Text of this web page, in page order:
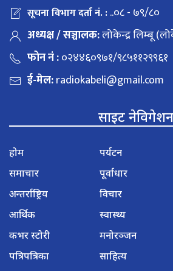
सूचना विभाग दर्ता नं. :..०८ - ७९/८०
अध्यक्ष / सञ्चालक:लोकेन्द्र लिम्बू
फोन नं :०२४४६०९७१/९८५११२९९६१
ई-मेल:radiokabeli@gmail.com
साइट नेविगेशन
होम
समाचार
अन्तर्राष्ट्रिय
आर्थिक
कभर स्टोरी
पत्रिपत्रिका
पर्यटन
पूर्वाधार
विचार
स्वास्थ्य
मनोरञ्जन
साहित्य